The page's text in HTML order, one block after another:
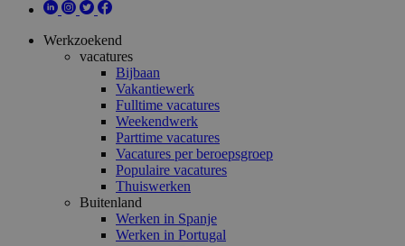
Werkzoekend
vacatures
Bijbaan
Vakantiewerk
Fulltime vacatures
Weekendwerk
Parttime vacatures
Vacatures per beroepsgroep
Populaire vacatures
Thuiswerken
Buitenland
Werken in Spanje
Werken in Portugal